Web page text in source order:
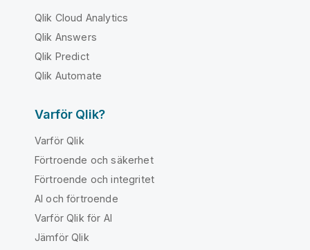
Qlik Cloud Analytics
Qlik Answers
Qlik Predict
Qlik Automate
Varför Qlik?
Varför Qlik
Förtroende och säkerhet
Förtroende och integritet
AI och förtroende
Varför Qlik för AI
Jämför Qlik